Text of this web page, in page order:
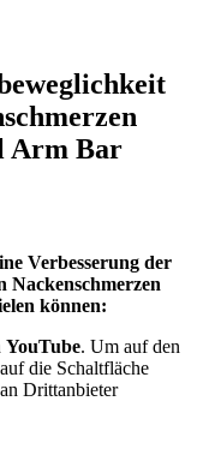
Arm Bar
Verbesserung der
können:
YouTube. Um auf den
die Schaltfläche
Drittanbieter